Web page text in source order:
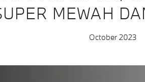
MEWAH
October 2023